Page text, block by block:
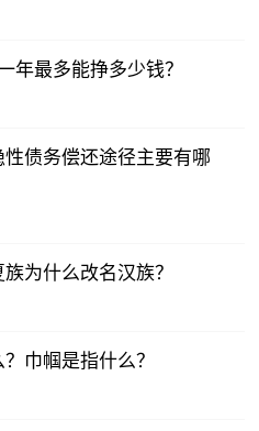
年最多能挣多少钱？
债务偿还途径主要有哪
为什么改名汉族？
巾帼是指什么？